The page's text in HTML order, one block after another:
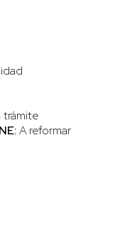
trámite
A reformar